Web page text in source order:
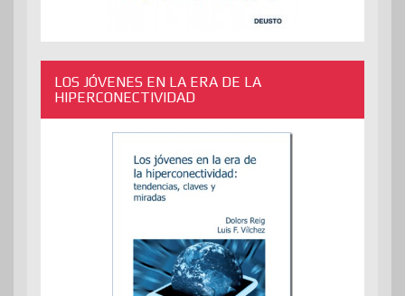
LOS JÓVENES EN LA ERA DE LA
HIPERCONECTIVIDAD